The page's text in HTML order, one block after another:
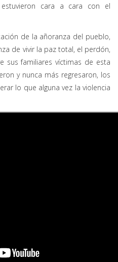
cara a cara con el
de la añoranza del pueblo,
de vivir la paz total, el perdón,
sus familiares víctimas de esta
y nunca más regresaron, los
lo que alguna vez la violencia